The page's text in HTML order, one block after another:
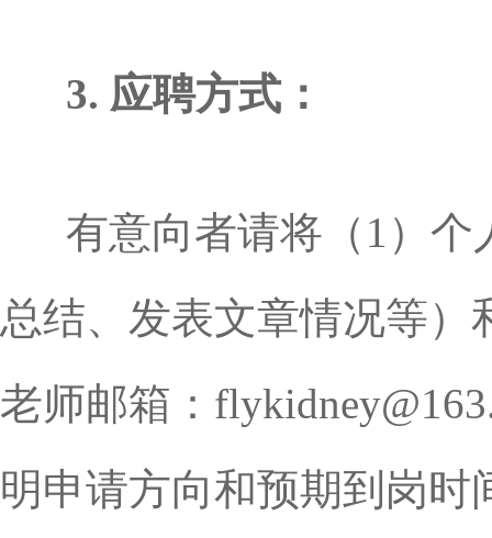
3. 应聘方式：
有意向者请将（1）
总结、发表文章情况等）
老师邮箱：
明申请方向和预期到岗时